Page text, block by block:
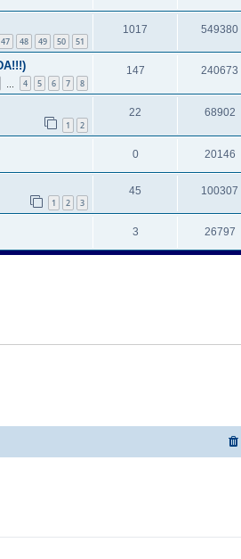
47 48 49 50 51
1017 549380
4 5 6 7 8
147 240673
1 2
22 68902
0 20146
1 2 3
45 100307
3 26797